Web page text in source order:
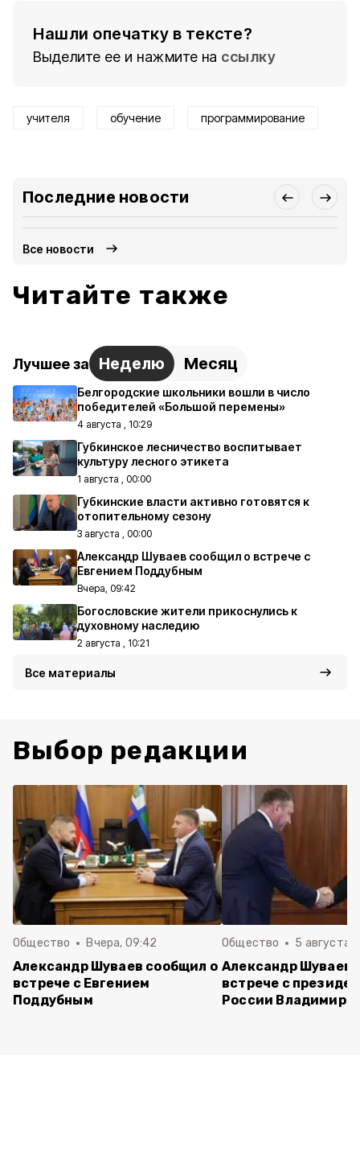
Нашли опечатку в тексте?
Выделите ее и нажмите на ссылку
учителя обучение программирование
Последние новости
Все новости
Читайте также
Лучшее за Неделю Месяц
Белгородские школьники вошли в число
победителей «Большой перемены»
4 августа , 10:29
Губкинское лесничество воспитывает
культуру лесного этикета
1 августа , 00:00
Губкинские власти активно готовятся к
отопительному сезону
3 августа , 00:00
Александр Шуваев сообщил о встрече с
Евгением Поддубным
Вчера, 09:42
Богословские жители прикоснулись к
духовному наследию
2 августа , 10:21
Все материалы
Выбор редакции
Общество Вчера, 09:42
Александр Шуваев сообщил о
встрече с Евгением
Поддубным
Общество 5 августа ,
Александр Шуваев
встрече с
России